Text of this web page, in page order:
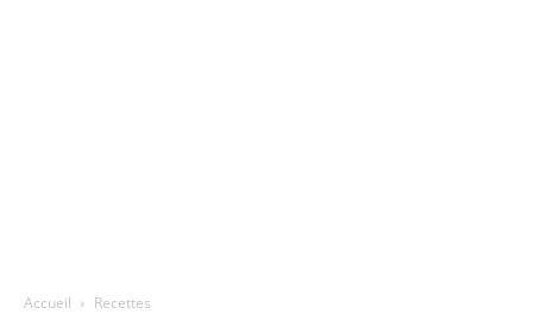
Accueil Recettes